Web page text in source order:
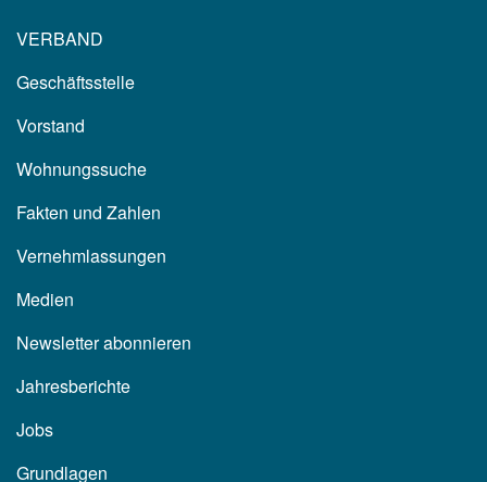
VERBAND
Geschäftsstelle
Vorstand
Wohnungssuche
Fakten und Zahlen
Vernehmlassungen
Medien
Newsletter abonnieren
Jahresberichte
Jobs
Grundlagen